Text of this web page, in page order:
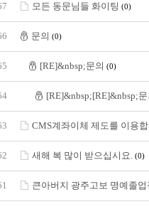
모든 동문님들 화이팅 (0)
문의 (0)
[RE]&nbsp;문의 (0)
[RE]&nbsp;[RE]&nbsp;
CMS계좌이체 제도를 이용
새해 복 많이 받으십시요. (0)
큰아버지 광주고보 명예졸